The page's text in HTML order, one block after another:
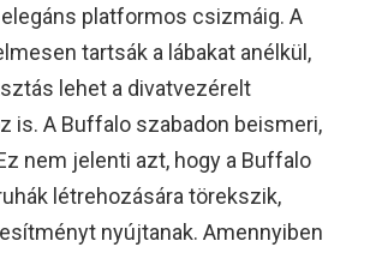
platformos csizmáig. A
tartsák a lábakat anélkül,
lehet a divatvezérelt
is. A Buffalo szabadon beismeri,
nem jelenti azt, hogy a Buffalo
létrehozására törekszik,
nyújtanak. Amennyiben